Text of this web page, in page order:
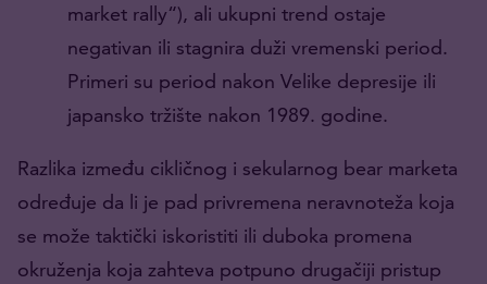
market rally“), ali ukupni trend ostaje
negativan ili stagnira duži vremenski period.
Primeri su period nakon Velike depresije ili
japansko tržište nakon 1989. godine.
Razlika između cikličnog i sekularnog bear marketa
određuje da li je pad privremena neravnoteža koja
se može taktički iskoristiti ili duboka promena
okruženja koja zahteva potpuno drugačiji pristup